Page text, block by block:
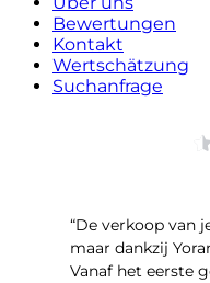
Bewertungen
Kontakt
Wertschätzung
Suchanfrage
“​De verkoop van
maar dankzij
Vanaf het eerste